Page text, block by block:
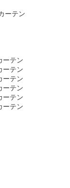
ーテン
ーテン
ーテン
ーテン
ーテン
ーテン
ーテン